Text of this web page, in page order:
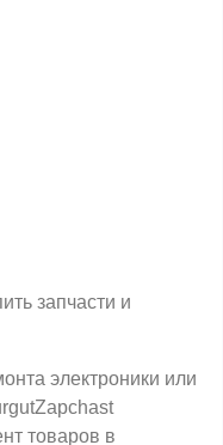
запчасти и
электроники или
товаров в